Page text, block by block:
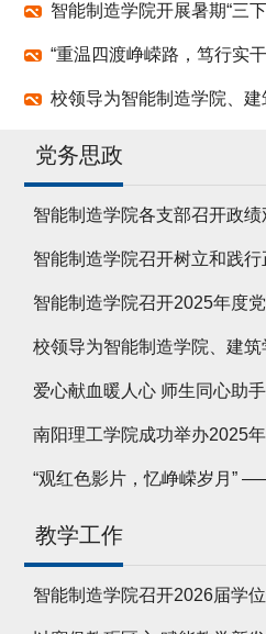
智能制造学院开展暑期“三
“重温四渡峥嵘路，笃行实干担使命”——我校多单
校领导为智能制造学院、建筑学院
党务思政
智能制造学院各支部召开政绩观专题动员
智能制造学院召开树立和践行正确政
智能制造学院召开2025年度党支部书记抓
校领导为智能制造学院、建筑学院
爱心献血暖人心 师生同心助手术——南阳理工学院智
南阳理工学院成功举办2025
“观红色影片，忆峥嵘岁月” ——我校多单位联
教学工作
智能制造学院召开2026届学